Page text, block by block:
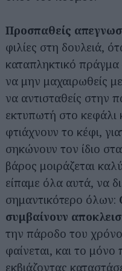
Προσπαθείς
φιλίες στη δουλειά,
καταπληκτικό πράγμα
να μην μαχαιρωθείς
να αντισταθείς στην
εκτυπωτή στο κεφάλι
φτιάχνουν το κέφι,
σηκώνουν τον ίδιο
βάρος μοιράζεται
είπαμε όλα αυτά, να
σημαντικότερο όλων:
συμβαίνουν
την πάροδο του
φαίνεται, και το μόνο
εκβιάζοντας